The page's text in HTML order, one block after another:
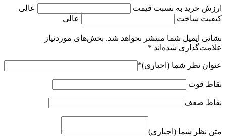
ارزش خرید به نسبت قیمت
عالی
کیفیت ساخت
عالی
نشانی ایمیل شما منتشر نخواهد شد. بخش‌های موردنیاز
علامت‌گذاری شده‌اند *
عنوان نظر شما (اجباری)*
نقاط قوت
نقاط ضعف
متن نظر شما (اجباری)